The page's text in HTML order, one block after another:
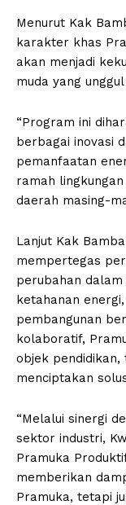
Menurut Kak
karakter khas
akan menjadi
muda yang
“Program ini
berbagai inovasi
pemanfaatan
ramah
daerah masing-
Lanjut Kak
mempertegas
perubahan
ketahanan
pembangunan
kolaboratif,
objek
menciptakan
“Melalui sinergi
sektor industri,
Pramuka
memberikan
Pramuka, tetapi